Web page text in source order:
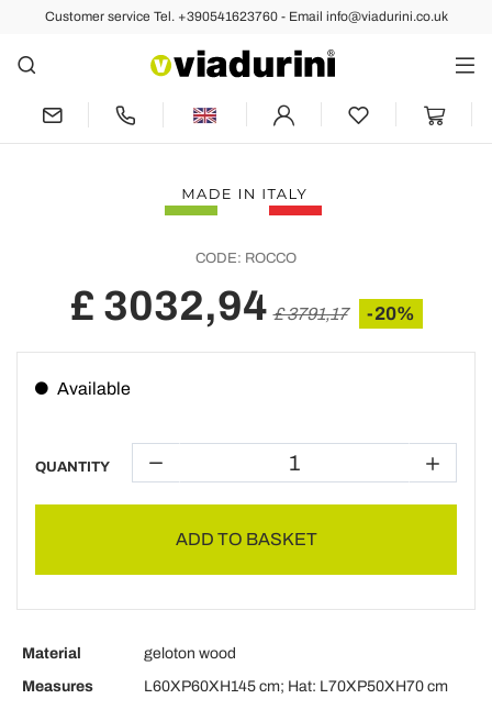
Customer service Tel. +390541623760 - Email info@viadurini.co.uk
Back Previous Next
Wooden floor lamp produced by hand in
Italy Rocco
CODE: ROCCO
£ 3032,94 £ 3791,17 -20%
Available
QUANTITY
ADD TO BASKET
Material
geloton wood
Measures
L60XP60XH145 cm; Hat: L70XP50XH70 cm